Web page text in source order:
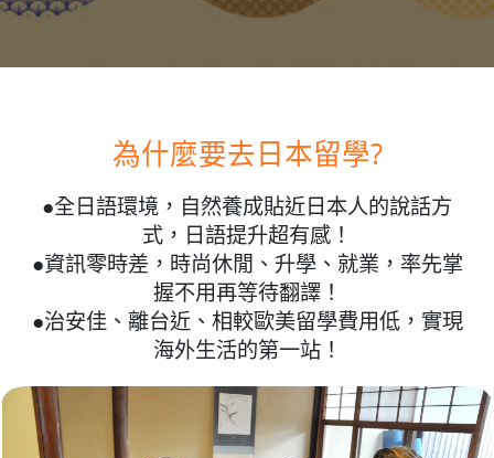
為什麼要去日本留學?
●全日語環境，自然養成貼近日本人的說話方
式，日語提升超有感！
●資訊零時差，時尚休閒、升學、就業，率先掌
握不用再等待翻譯！
●治安佳、離台近、相較歐美留學費用低，實現
海外生活的第一站！